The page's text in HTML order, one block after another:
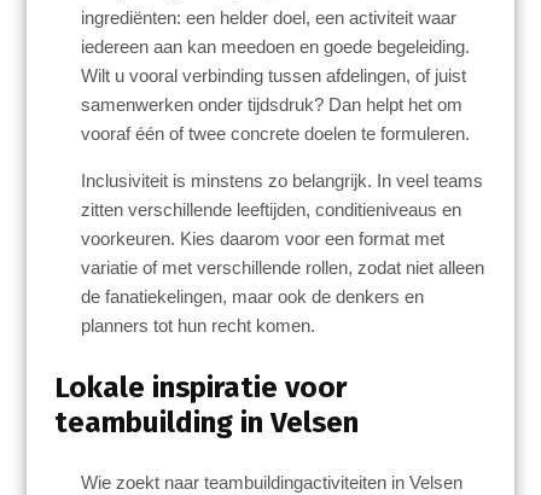
ingrediënten: een helder doel, een activiteit waar
iedereen aan kan meedoen en goede begeleiding.
Wilt u vooral verbinding tussen afdelingen, of juist
samenwerken onder tijdsdruk? Dan helpt het om
vooraf één of twee concrete doelen te formuleren.
Inclusiviteit is minstens zo belangrijk. In veel teams
zitten verschillende leeftijden, conditieniveaus en
voorkeuren. Kies daarom voor een format met
variatie of met verschillende rollen, zodat niet alleen
de fanatiekelingen, maar ook de denkers en
planners tot hun recht komen.
Lokale inspiratie voor
teambuilding in Velsen
Wie zoekt naar teambuildingactiviteiten in Velsen